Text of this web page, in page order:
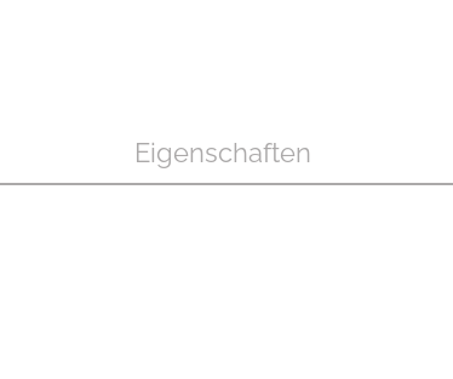
Eigenschaften